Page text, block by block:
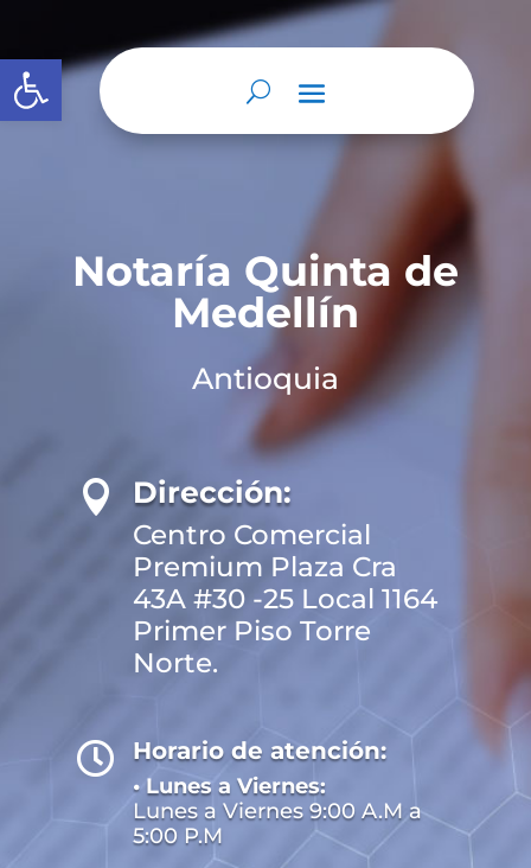
Abrir barra de herramientas
Notaría Quinta de
Medellín
Antioquia
 Dirección:
Centro Comercial
Premium Plaza Cra
43A #30 -25 Local 1164
Primer Piso Torre
Norte.
 Horario de atención:
• Lunes a Viernes:
Lunes a Viernes 9:00 A.M a
5:00 P.M